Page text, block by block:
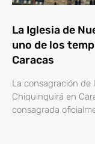
La Iglesia de
uno de los
Caracas
La consagración de
Chiquinquirá en
consagrada